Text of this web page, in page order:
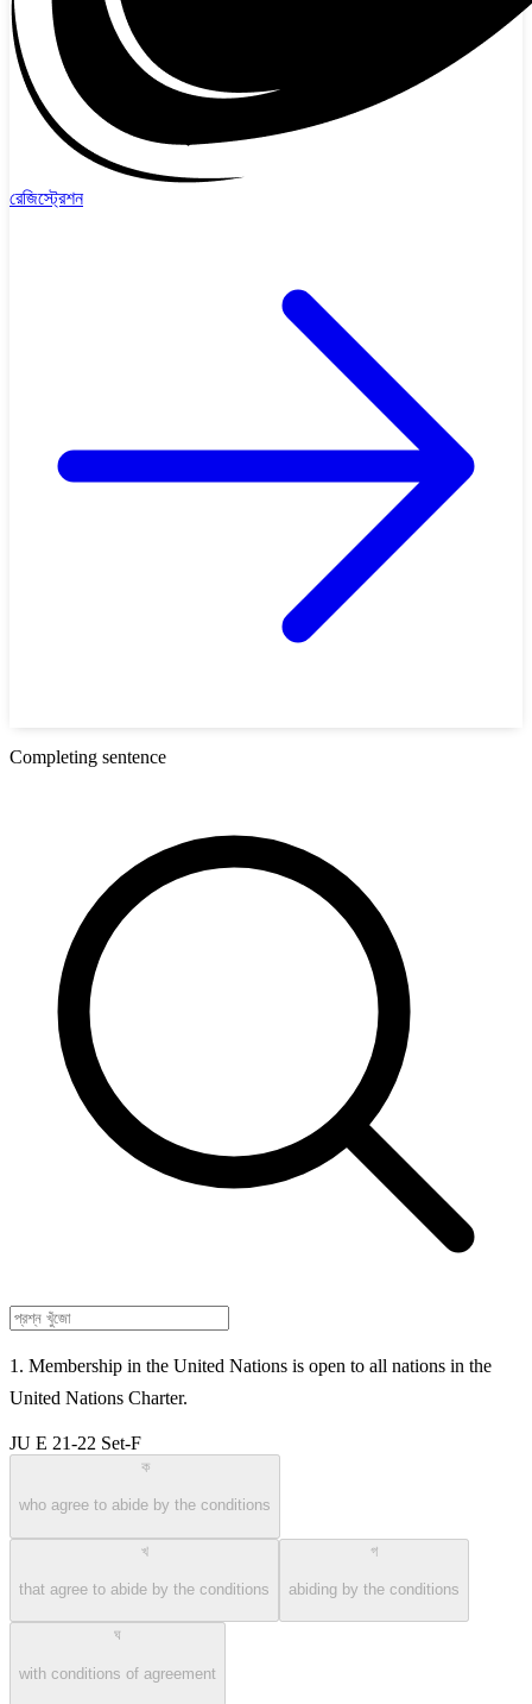
রেজিস্ট্রেশন
Completing sentence
1. Membership in the United Nations is open to all nations in the
United Nations Charter.
JU E 21-22 Set-F
ক
who agree to abide by the conditions
খ
that agree to abide by the conditions
গ
abiding by the conditions
ঘ
with conditions of agreement